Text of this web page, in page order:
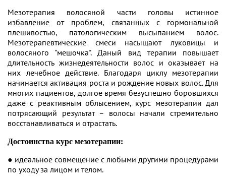
Мезотерапия волосяной части головы истинное
избавление от проблем, связанных с гормональной
плешивостью, патологическим высыпанием волос.
Мезотерапевтические смеси насыщают луковицы и
волосяного "мешочка". Даный вид терапии повышает
длительность жизнедеятельности волос и оказывает на
них лечебное действие. Благодаря циклу мезотерапии
начинается активация роста и рождение новых волос. Для
многих пациентов, долгое время безуспешно боровшихся
даже с реактивным облысением, курс мезотерапии дал
потрясающий результат – волосы начали стремительно
восстанавливаться и отрастать.
Достоинства курс мезотерапии:
● идеальное совмещение с любыми другими процедурами
по уходу за лицом и телом.